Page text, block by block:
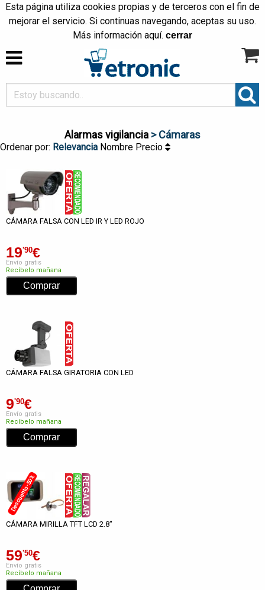
Esta página utiliza cookies propias y de terceros con el fin de
mejorar el servicio. Si continuas navegando, aceptas su uso.
Más información aquí. cerrar
Alarmas vigilancia > Cámaras
Ordenar por: Relevancia Nombre Precio
CÁMARA FALSA CON LED IR Y LED ROJO
19'90€
Envío gratis
Recíbelo mañana
CÁMARA FALSA GIRATORIA CON LED
9'90€
Envío gratis
Recíbelo mañana
Descuento -50%
CÁMARA MIRILLA TFT LCD 2.8"
59'50€
Envío gratis
Recíbelo mañana